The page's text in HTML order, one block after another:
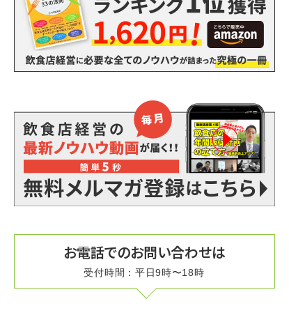
お電話でのお問い合わせは
受付時間：平日9時〜18時